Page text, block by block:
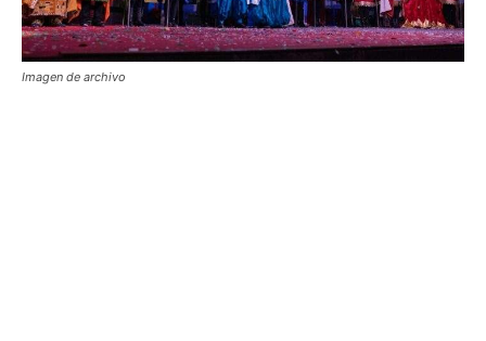
Imagen de archivo